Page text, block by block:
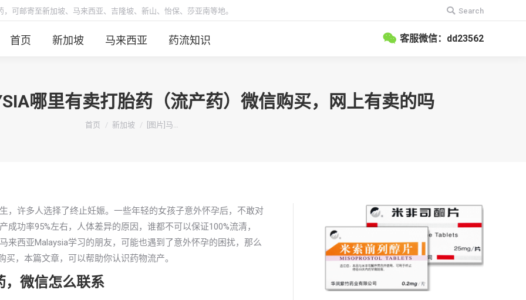
可邮寄至新加坡、马来西亚、吉隆坡、新山、怡保、莎亚南等地。
搜
索：
Search
首页 新加坡 马来西亚 药流知识 客服微信：dd23562
哪里有卖打胎药（流产药）微信购买，网上有卖的吗
你在这里：
首页 新加坡 [图片]马…
，许多人选择了终止妊娠。一些年轻的女孩子意外怀孕后，不敢对
功率95%左右，人体差异的原因，谁都不可以保证100%流清，
来西亚Malaysia学习的朋友，可能也遇到了意外怀孕的困扰，那么
，本篇文章，可以帮助你认识药物流产。
，微信怎么联系